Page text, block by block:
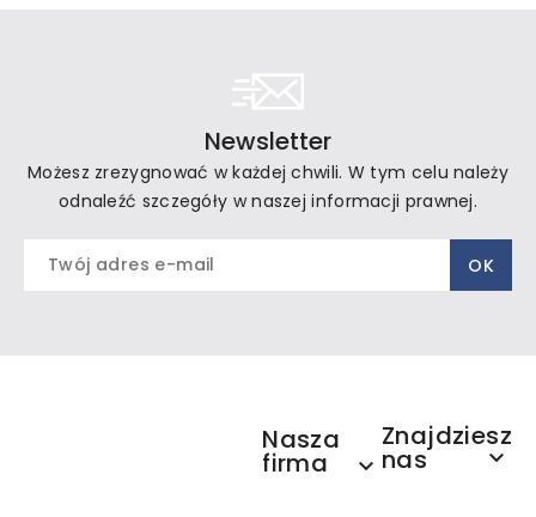
Newsletter
Możesz zrezygnować w każdej chwili. W tym celu należy
odnaleźć szczegóły w naszej informacji prawnej.
Nasza
firma 
Znajdziesz
nas 